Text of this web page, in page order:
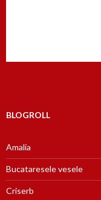
BLOGROLL
Amalia
Bucataresele vesele
Criserb